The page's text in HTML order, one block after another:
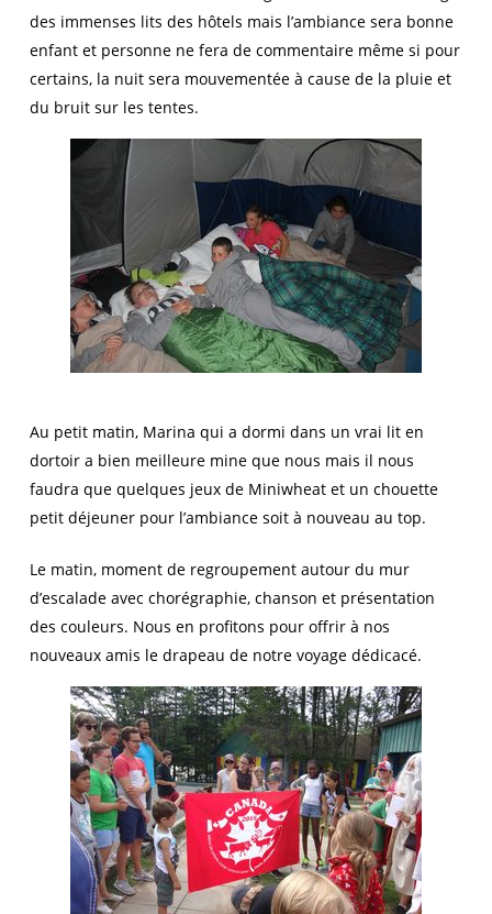
des immenses lits des hôtels mais l’ambiance sera bonne
enfant et personne ne fera de commentaire même si pour
certains, la nuit sera mouvementée à cause de la pluie et
du bruit sur les tentes.
Au petit matin, Marina qui a dormi dans un vrai lit en
dortoir a bien meilleure mine que nous mais il nous
faudra que quelques jeux de Miniwheat et un chouette
petit déjeuner pour l’ambiance soit à nouveau au top.
Le matin, moment de regroupement autour du mur
d’escalade avec chorégraphie, chanson et présentation
des couleurs. Nous en profitons pour offrir à nos
nouveaux amis le drapeau de notre voyage dédicacé.